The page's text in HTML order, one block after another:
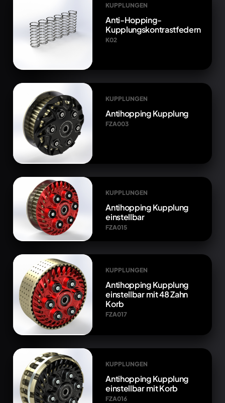
KUPPLUNGEN
Anti-Hopping-
Kupplungskontrastfedern
K02
KUPPLUNGEN
Antihopping Kupplung
FZA003
KUPPLUNGEN
Antihopping Kupplung
einstellbar
FZA015
KUPPLUNGEN
Antihopping Kupplung
einstellbar mit 48 Zahn
Korb
FZA017
KUPPLUNGEN
Antihopping Kupplung
einstellbar mit Korb
FZA016